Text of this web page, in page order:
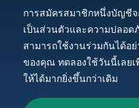
การสมัครสมาชิกหนึ่งบัญชีจ
เป็นส่วนตัวและความปลอด
สามารถใช้งานร่วมกันได้อ
ของคุณ ทดลองใช้วันนี้เลย
ให้ได้มากยิ่งขึ้นกว่าเดิม